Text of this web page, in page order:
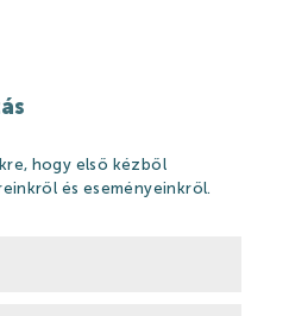
hogy első kézből
és eseményeinkről.